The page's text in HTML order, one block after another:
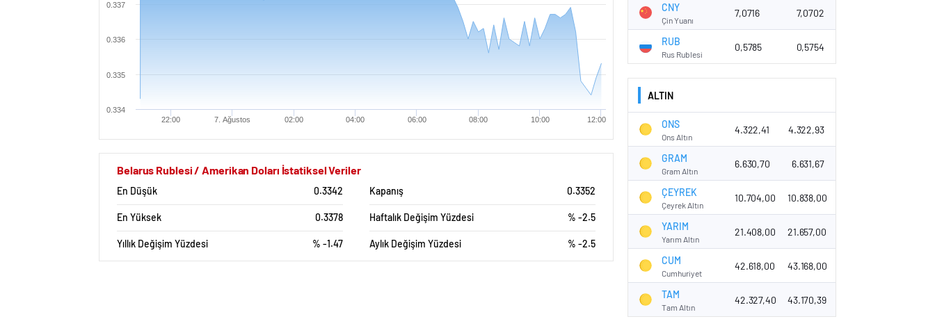
22:00 7. Ağustos 02:00 04:00 06:00 08:00 10:00 12:00
0.334
0.335
0.336
0.337
Belarus Rublesi / Amerikan Doları İstatiksel Veriler
En Düşük 0.3342 Kapanış 0.3352
En Yüksek 0.3378 Haftalık Değişim Yüzdesi % -2.5
Yıllık Değişim Yüzdesi % -1.47 Aylık Değişim Yüzdesi % -2.5
CNY
Çin Yuanı
7,0716 7,0702
RUB
Rus Rublesi
0,5785 0,5754
ALTIN
ONS
Ons Altın
4.322,41 4.322,93
GRAM
Gram Altın
6.630,70 6.631,67
ÇEYREK
Çeyrek Altın
10.704,00 10.838,00
YARIM
Yarım Altın
21.408,00 21.657,00
CUM
Cumhuriyet
42.618,00 43.168,00
TAM
Tam Altın
42.327,40 43.170,39